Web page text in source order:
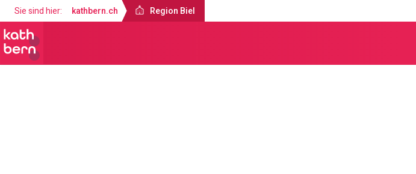
Sie sind hier: kathbern.ch Region Biel